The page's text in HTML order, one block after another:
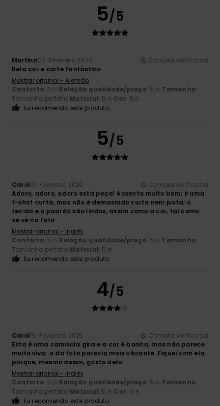
5/5
Martina20. Fevereiro 2026
Compra verificada
Bela cor e corte fantástico
Mostrar original - Alemão
Conforto: 5 /5 Relação qualidade/preço: 5 /5 Tamanho:
Tamanho perfeito Material: 5 /5 Cor: 5/5
Eu recomendo este produto
5/5
Carol19. Fevereiro 2026
Compra verificada
Adoro, adoro, adoro esta peça! Assenta muito bem; é uma
t-shirt curta, mas não é demasiado curta nem justa; o
tecido e o padrão são lindos, assim como a cor, tal como
se vê na foto
Mostrar original - Inglês
Conforto: 5 /5 Relação qualidade/preço: 5 /5 Tamanho:
Tamanho perfeito Material: 5 /5
Eu recomendo este produto
4/5
Carol19. Fevereiro 2026
Compra verificada
Esta é uma camisola gira e a cor é bonita, mas não parece
muito viva; a da foto parecia mais vibrante. Fiquei com ela
porque, mesmo assim, gosto dela
Mostrar original - Inglês
Conforto: 5 /5 Relação qualidade/preço: 5 /5 Tamanho:
Tamanho perfeito Material: 5 /5 Cor: 3/5
Eu recomendo este produto